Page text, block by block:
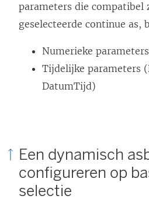
parameters die compatibel
geselecteerde continue as,
Numerieke parameters
Tijdelijke parameters
DatumTijd)
Een dynamisch
configureren op
selectie